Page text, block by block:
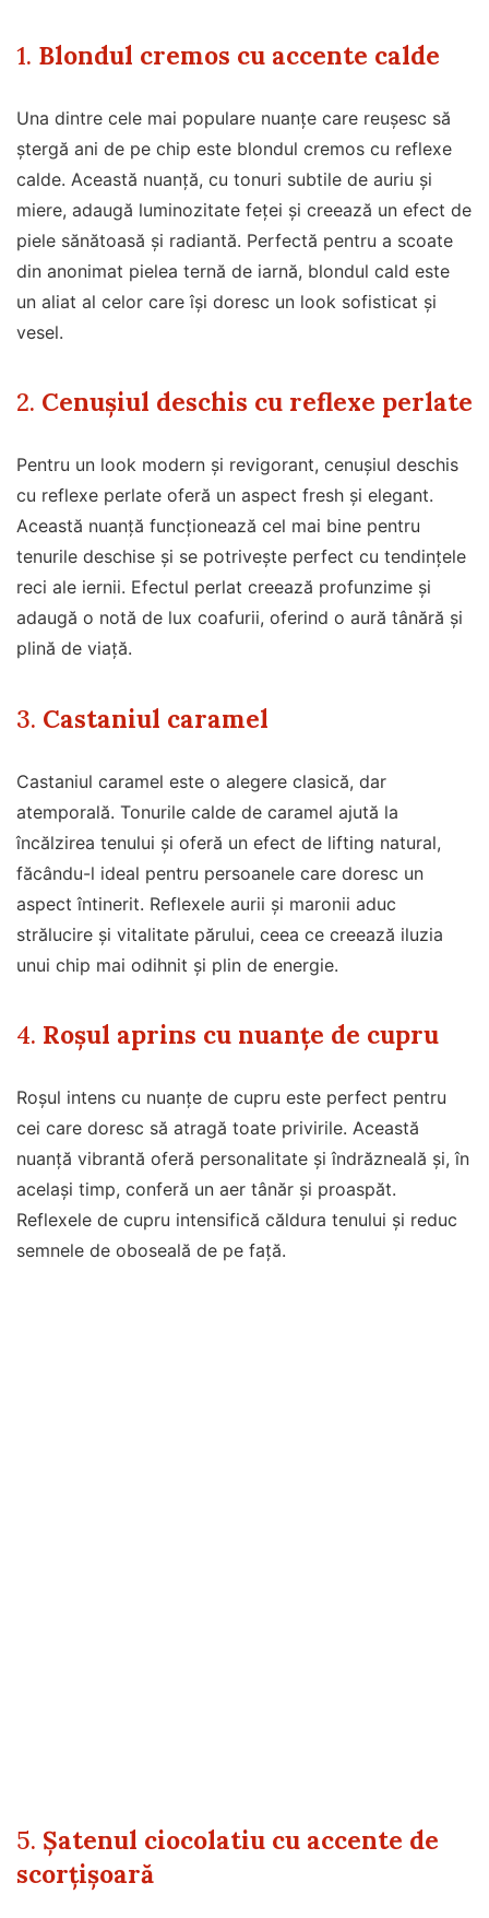
1. Blondul cremos cu accente calde
Una dintre cele mai populare nuanțe care reușesc să
ștergă ani de pe chip este blondul cremos cu reflexe
calde. Această nuanță, cu tonuri subtile de auriu și
miere, adaugă luminozitate feței și creează un efect de
piele sănătoasă și radiantă. Perfectă pentru a scoate
din anonimat pielea ternă de iarnă, blondul cald este
un aliat al celor care își doresc un look sofisticat și
vesel.
2. Cenușiul deschis cu reflexe perlate
Pentru un look modern și revigorant, cenușiul deschis
cu reflexe perlate oferă un aspect fresh și elegant.
Această nuanță funcționează cel mai bine pentru
tenurile deschise și se potrivește perfect cu tendințele
reci ale iernii. Efectul perlat creează profunzime și
adaugă o notă de lux coafurii, oferind o aură tânără și
plină de viață.
3. Castaniul caramel
Castaniul caramel este o alegere clasică, dar
atemporală. Tonurile calde de caramel ajută la
încălzirea tenului și oferă un efect de lifting natural,
făcându-l ideal pentru persoanele care doresc un
aspect întinerit. Reflexele aurii și maronii aduc
strălucire și vitalitate părului, ceea ce creează iluzia
unui chip mai odihnit și plin de energie.
4. Roșul aprins cu nuanțe de cupru
Roșul intens cu nuanțe de cupru este perfect pentru
cei care doresc să atragă toate privirile. Această
nuanță vibrantă oferă personalitate și îndrăzneală și, în
același timp, conferă un aer tânăr și proaspăt.
Reflexele de cupru intensifică căldura tenului și reduc
semnele de oboseală de pe față.
5. Șatenul ciocolatiu cu accente de
scorțișoară